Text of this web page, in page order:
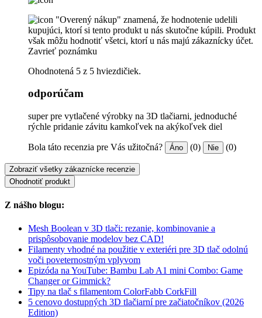
"Overený nákup" znamená, že hodnotenie udelili
kupujúci, ktorí si tento produkt u nás skutočne kúpili. Produkt
však môžu hodnotiť všetci, ktorí u nás majú zákaznícky účet.
Zavrieť poznámku
Ohodnotená 5 z 5 hviezdičiek.
odporúčam
super pre vytlačené výrobky na 3D tlačiarni, jednoduché
rýchle pridanie závitu kamkoľvek na akýkoľvek diel
Bola táto recenzia pre Vás užitočná? Áno (0) Nie (0)
Zobraziť všetky zákaznícke recenzie
Ohodnotiť produkt
Z nášho blogu:
Mesh Boolean v 3D tlači: rezanie, kombinovanie a
prispôsobovanie modelov bez CAD!
Filamenty vhodné na použitie v exteriéri pre 3D tlač odolnú
voči poveternostným vplyvom
Epizóda na YouTube: Bambu Lab A1 mini Combo: Game
Changer or Gimmick?
Tipy na tlač s filamentom ColorFabb CorkFill
5 cenovo dostupných 3D tlačiarní pre začiatočníkov (2026
Edition)